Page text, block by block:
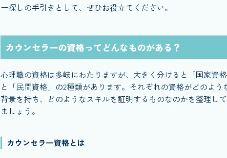
ー探しの手引きとして、ぜひお役立てください。
カウンセラーの資格ってどんなものがある？
心理職の資格は多岐にわたりますが、大きく分けると「国家資格
と「民間資格」の2種類があります。それぞれの資格がどのよう
背景を持ち、どのようなスキルを証明するものなのかを整理し
ましょう。
カウンセラー資格とは